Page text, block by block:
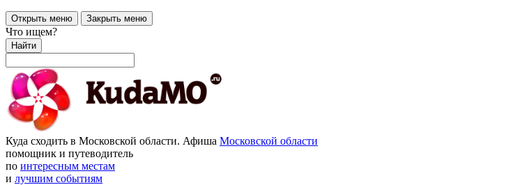
Открыть меню Закрыть меню
Что ищем?
Найти
Куда сходить в Московской области. Афиша Московской области
помощник и путеводитель
по интересным местам
и лучшим событиям